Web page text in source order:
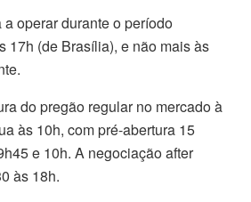
operar durante o período
17h (de Brasília), e não mais às
do pregão regular no mercado à
às 10h, com pré-abertura 15
e 10h. A negociação after
às 18h.